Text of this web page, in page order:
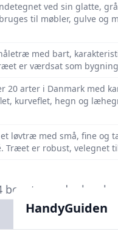
ved sin glatte,
til møbler, gulve
med bart,
er værdsat som
20 arter i Danmark med
kurveflet, hegn og
et løvtræ med små, fine
Træet er robust, velegnet
der kan
HandyGuiden